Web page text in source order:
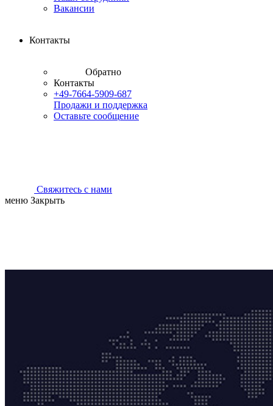
Вакансии
Контакты
Обратно
Контакты
+49-7664-5909-687
Продажи и поддержка
Оставьте сообщение
Свяжитесь с нами
меню Закрыть